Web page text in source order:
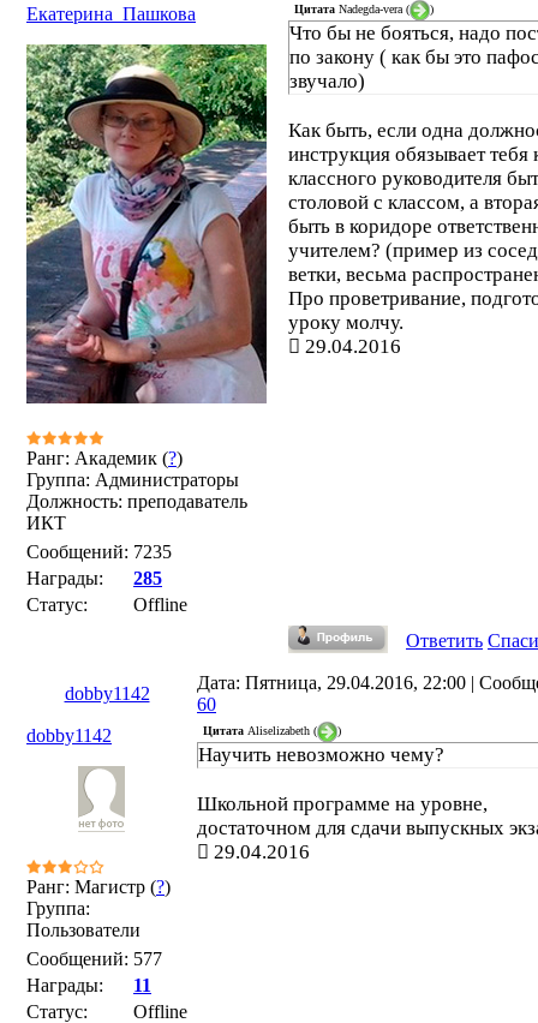
Екатерина_Пашкова
Ранг: Академик (?)
Группа: Администраторы
Должность: преподаватель
ИКТ
Сообщений: 7235
Награды:
285
Статус:
Offline
Цитата Nadegda-vera ( )
Что бы не бояться, надо
по закону ( как бы это
звучало)
Как быть, если одна
инструкция обязывает тебя
классного руководителя
столовой с классом, а
быть в коридоре
учителем? (пример из
ветки, весьма
Про проветривание,
уроку молчу.
29.04.2016
Ответить
dobby1142
Дата: Пятница, 29.04.2016, 22:00 |
60
dobby1142
Ранг: Магистр (?)
Группа:
Пользователи
Сообщений: 577
Награды:
11
Статус:
Offline
Цитата Aliselizabeth ( )
Научить невозможно чему?
Школьной программе на уровне,
достаточном для сдачи выпускных
29.04.2016